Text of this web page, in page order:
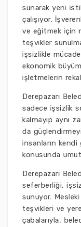
sunarak yeni
çalışıyor.
ve eğitmek için
teşvikler
işsizlikle
ekonomik
işletmelerin
Derepazarı
sadece işsizlik
kalmayıp aynı
da
insanların kendi
konusunda
Derepazarı
seferberliği,
sunuyor.
teşvikleri ve
çabalarıyla,